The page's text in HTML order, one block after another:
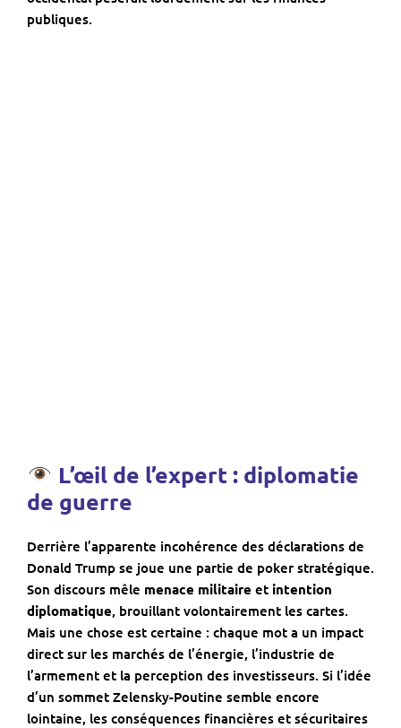
publiques.
L’œil de l’expert : diplomatie
de guerre
Derrière l’apparente incohérence des déclarations de
Donald Trump se joue une partie de poker stratégique.
Son discours mêle menace militaire et intention
diplomatique, brouillant volontairement les cartes.
Mais une chose est certaine : chaque mot a un impact
direct sur les marchés de l’énergie, l’industrie de
l’armement et la perception des investisseurs. Si l’idée
d’un sommet Zelensky-Poutine semble encore
lointaine, les conséquences financières et sécuritaires